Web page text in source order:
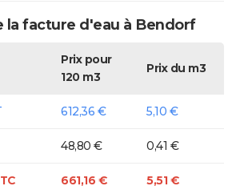
la facture d'eau à Bendorf
Prix pour
120 m3
Prix du m3
612,36 € 5,10 €
48,80 € 0,41 €
661,16 € 5,51 €